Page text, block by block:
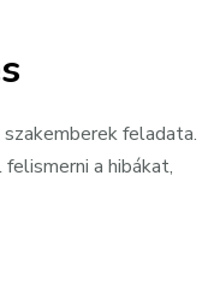
feladata.
a hibákat,